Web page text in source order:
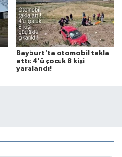
Bayburt'ta otomobil takla
attı: 4'ü çocuk 8 kişi
yaralandı!